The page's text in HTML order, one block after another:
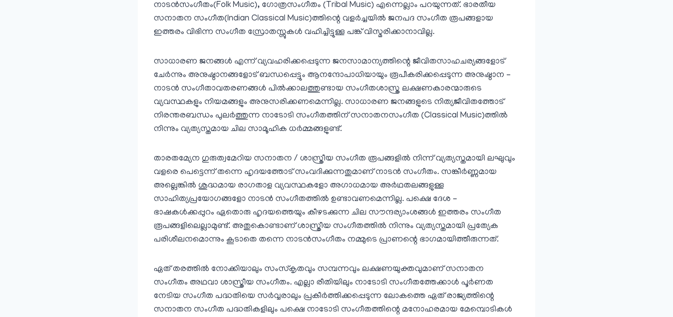
നാടന്‍സംഗീതം(Folk Music), ഗോത്രസംഗീതം (Tribal Music) എന്നെല്ലാം പറയുന്നത്. ഭാരതീയ
സനാതന സംഗീത(Indian Classical Music)ത്തിന്റെ വളര്‍ച്ചയില്‍ ജനപദ സംഗീത രൂപങ്ങളായ
ഇത്തരം വിഭിന്ന സംഗീത സ്രോതസ്സുകള്‍ വഹിച്ചിട്ടുള്ള പങ്ക് വിസ്മരിക്കാനാവില്ല.
സാധാരണ ജനങ്ങള്‍ എന്ന് വ്യവഹരിക്കപ്പെടുന്ന ജനസാമാന്യത്തിന്റെ ജീവിതസാഹചര്യങ്ങളോട്
ചേര്‍ന്നും അനുഷ്ഠാനങ്ങളോട് ബന്ധപ്പെട്ടും ആനന്ദോപാധിയായും രൂപീകരിക്കപ്പെടുന്ന അനുഷ്ഠാന –
നാടന്‍ സംഗീതാവതരണങ്ങള്‍ പില്‍ക്കാലത്തുണ്ടായ സംഗീതശാസ്ത്ര ലക്ഷണകാരന്മാരുടെ
വ്യവസ്ഥകളും നിയമങ്ങളും അനുസരിക്കണമെന്നില്ല. സാധാരണ ജനങ്ങളുടെ നിത്യജീവിതത്തോട്
നിരന്തരബന്ധം പുലര്‍ത്തുന്ന നാടോടി സംഗീതത്തിന് സനാതനസംഗീത (Classical Music)ത്തില്‍
നിന്നും വ്യത്യസ്തമായ ചില സാമൂഹിക ധര്‍മ്മങ്ങളുണ്ട്.
താരതമ്യേന ഗുരുത്വമേറിയ സനാതന / ശാസ്ത്രീയ സംഗീത രൂപങ്ങളില്‍ നിന്ന് വ്യത്യസ്തമായി ലഘുവും
വളരെ പെട്ടെന്ന് തന്നെ ഹൃദയത്തോട് സംവദിക്കുന്നതുമാണ് നാടന്‍ സംഗീതം. സങ്കീര്‍ണ്ണമായ
അല്ലെങ്കില്‍ ശുദ്ധമായ രാഗതാള വ്യവസ്ഥകളോ അഗാധമായ അര്‍ഥതലങ്ങളുള്ള
സാഹിത്യപ്രയോഗങ്ങളോ നാടന്‍ സംഗീതത്തില്‍ ഉണ്ടാവണമെന്നില്ല. പക്ഷെ ദേശ –
ഭാഷകള്‍ക്കപ്പുറം ഏതൊരു ഹൃദയത്തെയും കീഴടക്കുന്ന ചില സൗന്ദര്യാംശങ്ങള്‍ ഇത്തരം സംഗീത
രൂപങ്ങളിലെല്ലാമുണ്ട്. അതുകൊണ്ടാണ് ശാസ്ത്രീയ സംഗീതത്തില്‍ നിന്നും വ്യത്യസ്തമായി പ്രത്യേക
പരിശീലനമൊന്നും കൂടാതെ തന്നെ നാടന്‍സംഗീതം നമ്മുടെ പ്രാണന്റെ ഭാഗമായിത്തീരുന്നത്.
ഏത് തരത്തില്‍ നോക്കിയാലും സംസ്‌കൃതവും സമ്പന്നവും ലക്ഷണയുക്തവുമാണ് സനാതന
സംഗീതം അഥവാ ശാസ്ത്രീയ സംഗീതം. എല്ലാ രീതിയിലും നാടോടി സംഗീതത്തേക്കാള്‍ പൂര്‍ണത
നേടിയ സംഗീത പദ്ധതിയെ സര്‍വ്വരാലും പ്രകീര്‍ത്തിക്കപ്പെടുന്ന ലോകത്തെ ഏത് രാജ്യത്തിന്റെ
സനാതന സംഗീത പദ്ധതികളിലും പക്ഷെ നാടോടി സംഗീതത്തിന്റെ മനോഹരമായ മേമ്പൊടികള്‍